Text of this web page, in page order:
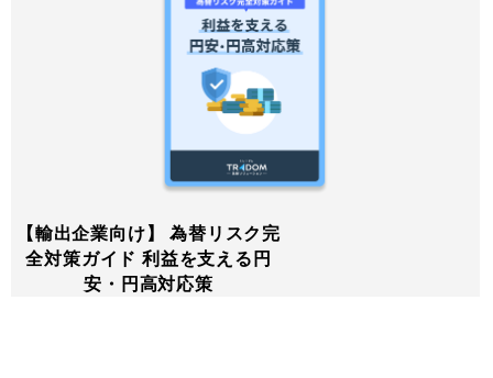
【輸出企業向け】 為替リスク完
全対策ガイド 利益を支える円
安・円高対応策